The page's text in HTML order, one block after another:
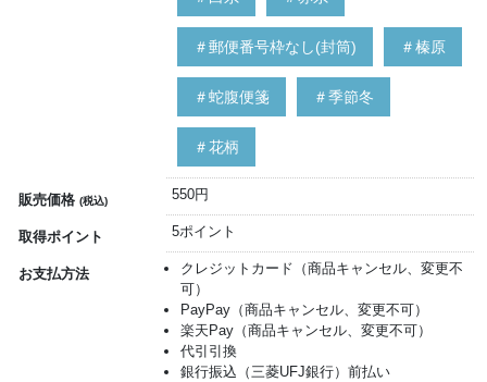
＃郵便番号枠なし(封筒) ＃榛原
＃蛇腹便箋 ＃季節冬
＃花柄
販売価格 (税込) 550円
取得ポイント 5ポイント
お支払方法
クレジットカード（商品キャンセル、変更不
可）
PayPay（商品キャンセル、変更不可）
楽天Pay（商品キャンセル、変更不可）
代引引換
銀行振込（三菱UFJ銀行）前払い